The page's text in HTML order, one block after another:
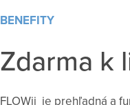
BENEFITY
Zdarma k
FLOWii je prehľadná a